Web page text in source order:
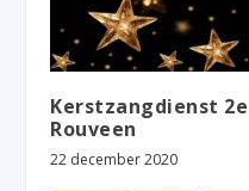
Kerstzangdienst
Rouveen
22 december 2020